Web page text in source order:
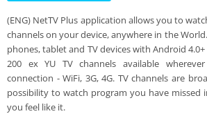
(ENG) NetTV Plus application allows you to
channels on your device, anywhere in the
phones, tablet and TV devices with Android
200 ex YU TV channels available
connection - WiFi, 3G, 4G. TV channels are
possibility to watch program you have missed
you feel like it.